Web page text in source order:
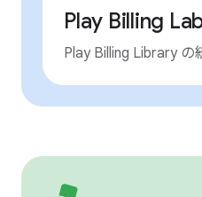
Play Billing
Play Billing Library の